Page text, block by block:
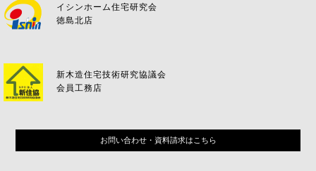
イシンホーム住宅研究会
徳島北店
新木造住宅技術研究協議会
会員工務店
お問い合わせ・資料請求はこちら